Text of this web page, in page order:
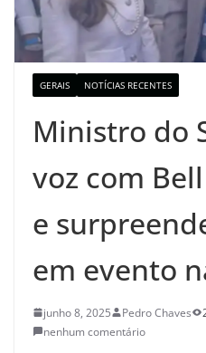
GERAIS NOTÍCIAS RECENTES
Ministro do
voz com
e
em evento
junho 8, 2025 Pedro Chaves
nenhum comentário